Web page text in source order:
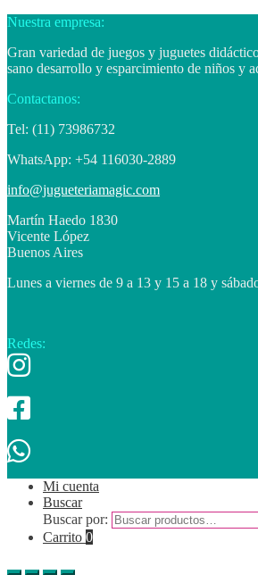
Nuestra empresa:
Gran variedad de juegos y juguetes
sano desarrollo y esparcimiento de niños y
Contactanos:
Tel: (11) 73986732
WhatsApp: +54 116030-2889
info@jugueteriamagic.com
Martín Haedo 1830
Vicente López
Buenos Aires
Lunes a viernes de 9 a 13 y 15 a 18 y
Redes:
Mi cuenta
Buscar
Buscar por:
Carrito 0